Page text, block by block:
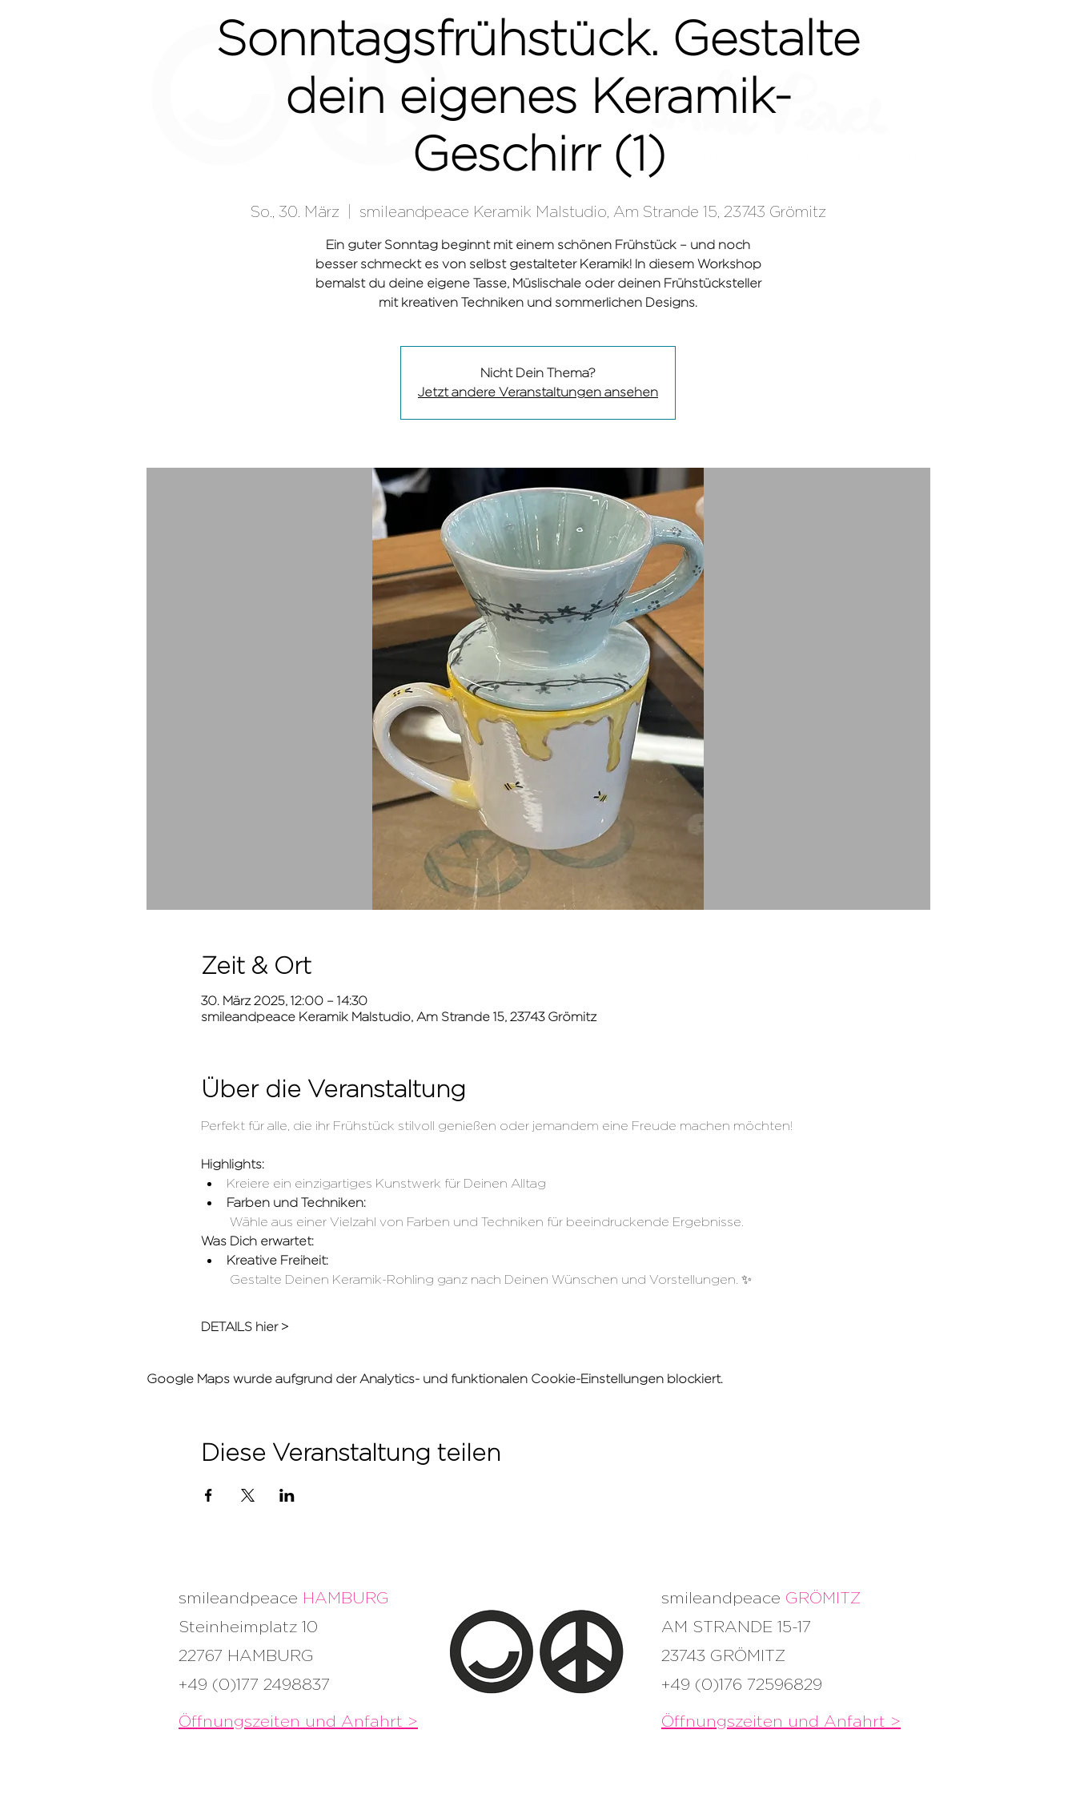
HAMBURG
Sonntagsfrühstück. Gestalte
dein eigenes Keramik-
Geschirr (1)
So., 30. März smileandpeace Keramik Malstudio, Am Strande 15, 23743 Grömitz
Ein guter Sonntag beginnt mit einem schönen Frühstück – und noch
besser schmeckt es von selbst gestalteter Keramik! In diesem Workshop
bemalst du deine eigene Tasse, Müslischale oder deinen Frühstücksteller
mit kreativen Techniken und sommerlichen Designs.
Nicht Dein Thema?
Jetzt andere Veranstaltungen ansehen
Zeit & Ort
30. März 2025, 12:00 – 14:30
smileandpeace Keramik Malstudio, Am Strande 15, 23743 Grömitz
Über die Veranstaltung
Perfekt für alle, die ihr Frühstück stilvoll genießen oder jemandem eine Freude machen möchten!
Highlights:
Kreiere ein einzigartiges Kunstwerk für Deinen Alltag
Farben und Techniken:
Wähle aus einer Vielzahl von Farben und Techniken für beeindruckende Ergebnisse.
Was Dich erwartet:
Kreative Freiheit:
Gestalte Deinen Keramik-Rohling ganz nach Deinen Wünschen und Vorstellungen. ✨
DETAILS hier >
Google Maps wurde aufgrund der Analytics- und funktionalen Cookie-Einstellungen blockiert.
Diese Veranstaltung teilen
smileandpeace HAMBURG
Steinheimplatz 10
22767 HAMBURG
+49 (0)177 2498837
Öffnungszeiten und Anfahrt >
smileandpeace GRÖMITZ
AM STRANDE 15-17
23743 GRÖMITZ
+49 (0)176 72596829
Öffnungszeiten und Anfahrt >